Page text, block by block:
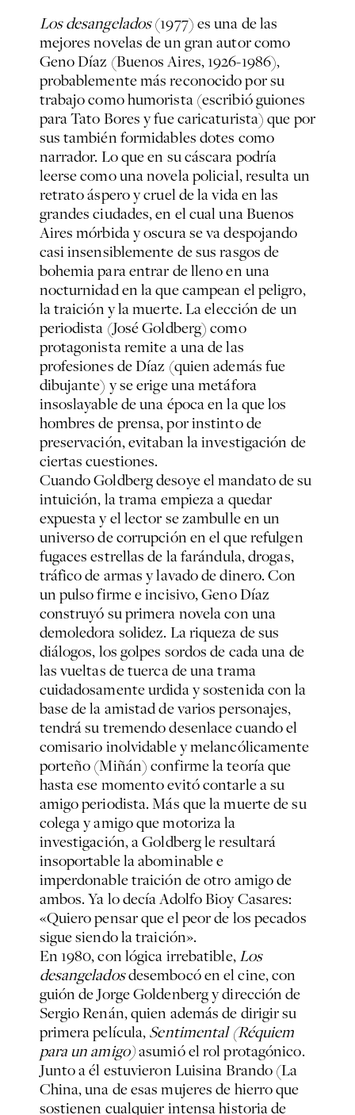
Los desangelados(1977) es una de las
mejores novelas de un gran autor como
Geno Díaz (Buenos Aires, 1926-1986),
probablemente más reconocido por su
trabajo como humorista (escribió guiones
para Tato Bores y fue caricaturista) que por
sus también formidables dotes como
narrador. Lo que en su cáscara podría
leerse como una novela policial, resulta un
retrato áspero y cruel de la vida en las
grandes ciudades, en el cual una Buenos
Aires mórbida y oscura se va despojando
casi insensiblemente de sus rasgos de
bohemia para entrar de lleno en una
nocturnidad en la que campean el peligro,
la traición y la muerte. La elección de un
periodista (José Goldberg) como
protagonista remite a una de las
profesiones de Díaz (quien además fue
dibujante) y se erige una metáfora
insoslayable de una época en la que los
hombres de prensa, por instinto de
preservación, evitaban la investigación de
ciertas cuestiones.
Cuando Goldberg desoye el mandato de su
intuición, la trama empieza a quedar
expuesta y el lector se zambulle en un
universo de corrupción en el que refulgen
fugaces estrellas de la farándula, drogas,
tráfico de armas y lavado de dinero. Con
un pulso firme e incisivo, Geno Díaz
construyó su primera novela con una
demoledora solidez. La riqueza de sus
diálogos, los golpes sordos de cada una de
las vueltas de tuerca de una trama
cuidadosamente urdida y sostenida con la
base de la amistad de varios personajes,
tendrá su tremendo desenlace cuando el
comisario inolvidable y melancólicamente
porteño (Miñán) confirme la teoría que
hasta ese momento evitó contarle a su
amigo periodista. Más que la muerte de su
colega y amigo que motoriza la
investigación, a Goldberg le resultará
insoportable la abominable e
imperdonable traición de otro amigo de
ambos. Ya lo decía Adolfo Bioy Casares:
«Quiero pensar que el peor de los pecados
sigue siendo la traición».
En 1980, con lógica irrebatible,Los
desangeladosdesembocó en el cine, con
guión de Jorge Goldenberg y dirección de
Sergio Renán, quien además de dirigir su
primera película,Sentimental (Réquiem
para un amigo)asumió el rol protagónico.
Junto a él estuvieron Luisina Brando (La
China, una de esas mujeres de hierro que
sostienen cualquier intensa historia de